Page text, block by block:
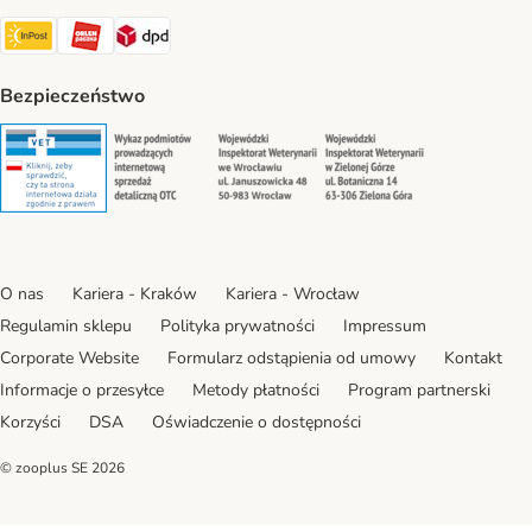
Paczkomat® Shipping Method
ORLEN Paczka Shipping Method
DPD Shipping Method
Bezpieczeństwo
Security Security Security
O nas Kariera - Kraków
Kariera - Wrocław
Regulamin sklepu
Polityka prywatności
Impressum
Corporate Website
Formularz odstąpienia od umowy
Kontakt
Informacje o przesyłce
Metody płatności
Program partnerski
Korzyści
DSA Oświadczenie o dostępności
© zooplus SE 2026